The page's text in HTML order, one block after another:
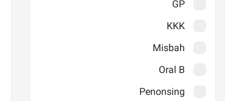
GP
KKK
Misbah
Oral B
Penonsing